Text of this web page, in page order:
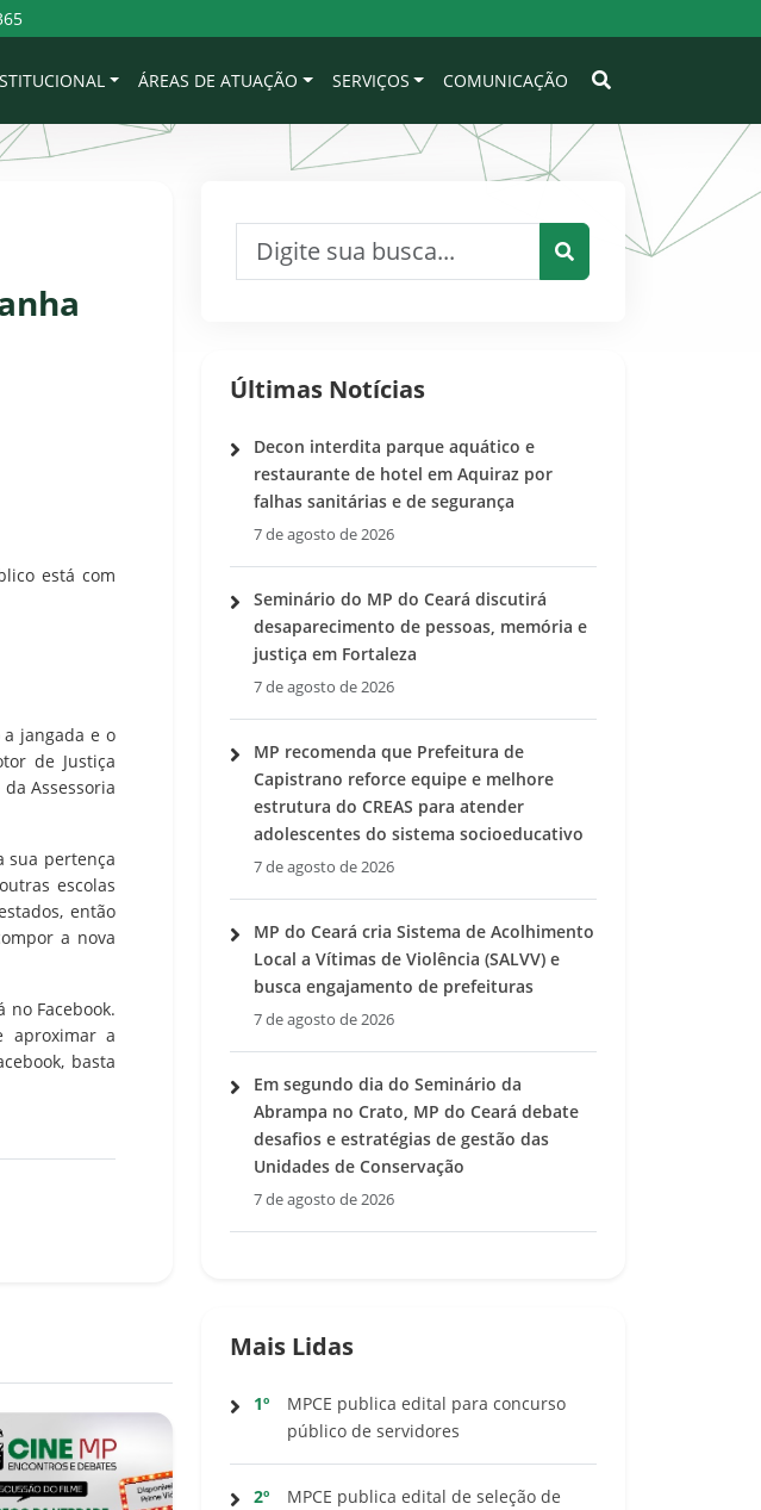
ÁREAS DE ATUAÇÃO SERVIÇOS COMUNICAÇÃO
está com
jangada e o
de Justiça
Assessoria
sua pertença
escolas
então
a nova
Facebook.
aproximar a
basta
Pesquisar
Últimas Notícias
Decon interdita parque aquático e
restaurante de hotel em Aquiraz por
falhas sanitárias e de segurança
7 de agosto de 2026
Seminário do MP do Ceará discutirá
desaparecimento de pessoas, memória e
justiça em Fortaleza
7 de agosto de 2026
MP recomenda que Prefeitura de
Capistrano reforce equipe e melhore
estrutura do CREAS para atender
adolescentes do sistema socioeducativo
7 de agosto de 2026
MP do Ceará cria Sistema de Acolhimento
Local a Vítimas de Violência (SALVV) e
busca engajamento de prefeituras
7 de agosto de 2026
Em segundo dia do Seminário da
Abrampa no Crato, MP do Ceará debate
desafios e estratégias de gestão das
Unidades de Conservação
7 de agosto de 2026
Mais Lidas
1º
MPCE publica edital para concurso
público de servidores
2º
MPCE publica edital de seleção de